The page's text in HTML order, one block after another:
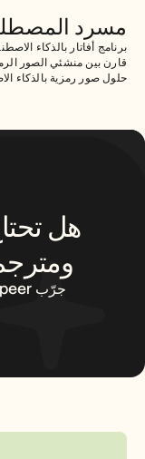
مسرد
برنامج أفاتار بالذكاء
قارن بين منشئي الصور
حلول صور رمزية بالذكاء
جرّب Trupeer مجانًا